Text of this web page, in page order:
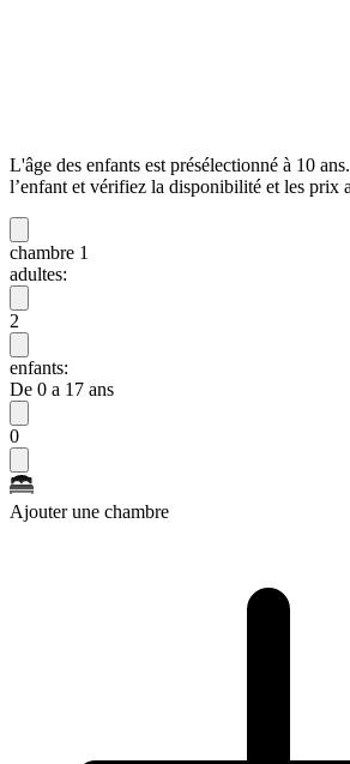
L'âge des enfants est présélectionné à 10
l’enfant et vérifiez la disponibilité et les prix
chambre 1
adultes:
2
enfants:
De 0 a 17 ans
0
Ajouter une chambre